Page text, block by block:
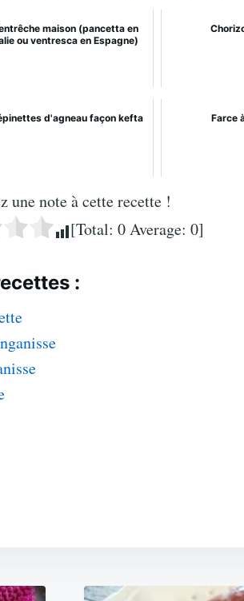
maison (pancetta en
ou ventresca en Espagne)
d'agneau façon kefta Farce
une note à cette recette !
[Total: 0Average: 0]
: